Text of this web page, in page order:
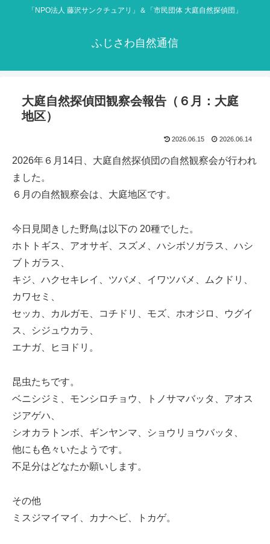
「NPO法人 藤沢サンクチュアリ」＆「市民団体 大庭自然探偵団」
ふじさわ自然通信
大庭自然探偵団観察会報告（６月：大庭
地区）
2026.06.15 2026.06.14
2026年６月14日、大庭自然探偵団の自然観察会が行われ
ました。
６月の自然観察会は、大庭地区です。
今日見聞きした野鳥は以下の 20種でした。
ホトトギス、アオサギ、スズメ、ハシボソガラス、ハシ
ブトガラス、
キジ、ハクセキレイ、ツバメ、イワツバメ、ムクドリ、
カワセミ、
セッカ、カルガモ、コチドリ、モズ、ホオジロ、ウグイ
ス、シジュウカラ、
エナガ、ヒヨドリ。
昆虫たちです。
ベニシジミ、モンシロチョウ、トノサマバッタ、アオス
ジアゲハ、
シオカラトンボ、ギンヤンマ、ショウリョウバッタ、
他にも色々いたようです。
不足分はどなたか願いします。
その他
ミスジマイマイ、カナヘビ、トカゲ。